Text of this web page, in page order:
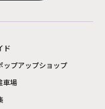
ド
ップアップショップ
車場